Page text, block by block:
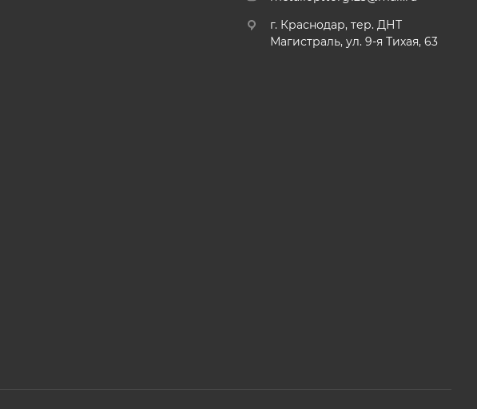
г. Краснодар, тер. ДНТ
Магистраль, ул. 9-я Тихая, 63